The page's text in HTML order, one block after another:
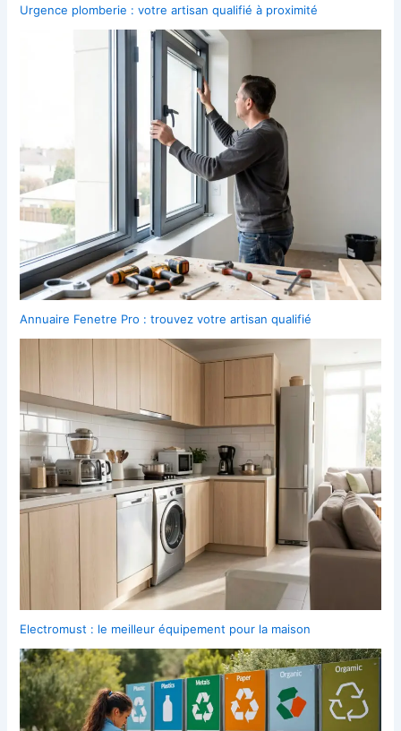
Urgence plomberie : votre artisan qualifié à proximité
Annuaire Fenetre Pro : trouvez votre artisan qualifié
Electromust : le meilleur équipement pour la maison